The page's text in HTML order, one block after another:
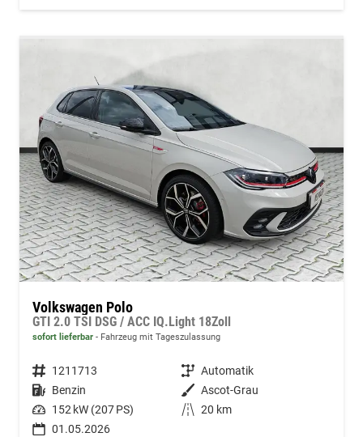
Volkswagen Polo
GTI 2.0 TSI DSG / ACC IQ.Light 18Zoll
sofort lieferbar Fahrzeug mit Tageszulassung
Fahrzeugnummer 1211713 Getriebe Automatik
Kraftstoff Benzin Außenfarbe Ascot-Grau
Leistung 152 kW (207 PS) Kilometerstand 20 km
01.05.2026